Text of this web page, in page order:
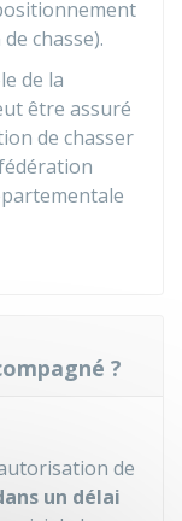
chasse).
de la
être assuré
de chasser
?
de
un délai